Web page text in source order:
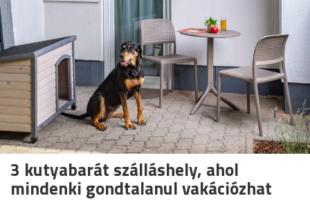
3 kutyabarát szálláshely, ahol
mindenki gondtalanul vakációzhat